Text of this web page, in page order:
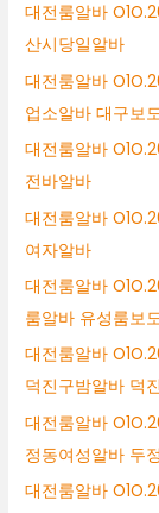
대전룸알바
산시당일알바
대전룸알바
업소알바 대구보
대전룸알바
전바알바
대전룸알바
여자알바
대전룸알바
룸알바 유성룸보
대전룸알바
덕진구밤알바 덕
대전룸알바
정동여성알바 두
대전룸알바